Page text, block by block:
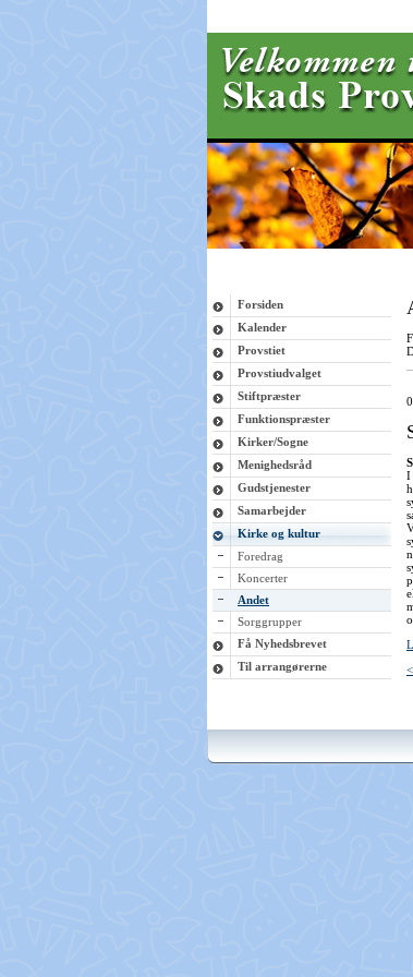
Forsiden
Kalender
Provstiet
Provstiudvalget
Stiftpræster
Funktionspræster
Kirker/Sogne
Menighedsråd
Gudstjenester
Samarbejder
Kirke og kultur
Foredrag
Koncerter
Andet
Sorggrupper
Få Nyhedsbrevet
Til arrangørerne
I